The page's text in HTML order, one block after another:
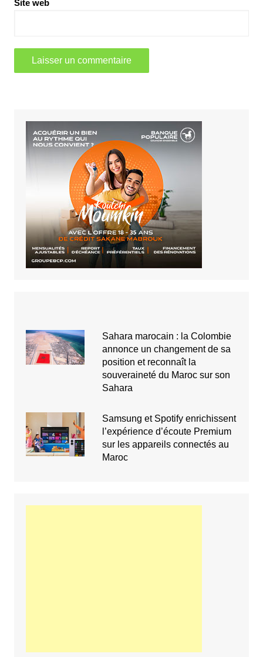
Site web
Sahara marocain : la Colombie
annonce un changement de sa
position et reconnaît la
souveraineté du Maroc sur son
Sahara
Samsung et Spotify enrichissent
l’expérience d’écoute Premium
sur les appareils connectés au
Maroc